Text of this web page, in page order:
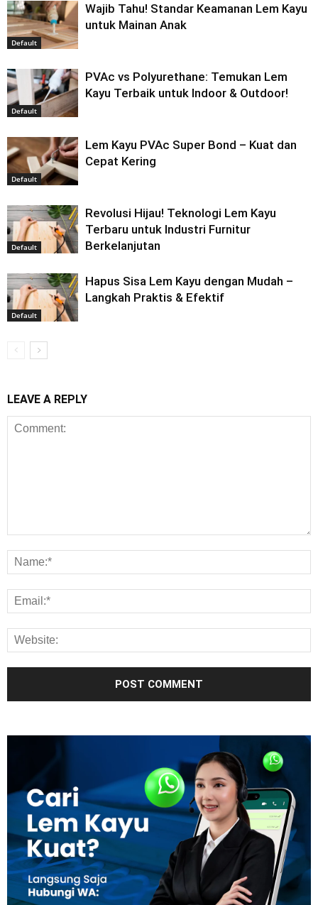
Default
Wajib Tahu! Standar Keamanan Lem Kayu
untuk Mainan Anak
Default
PVAc vs Polyurethane: Temukan Lem
Kayu Terbaik untuk Indoor & Outdoor!
Default
Lem Kayu PVAc Super Bond – Kuat dan
Cepat Kering
Default
Revolusi Hijau! Teknologi Lem Kayu
Terbaru untuk Industri Furnitur
Berkelanjutan
Default
Hapus Sisa Lem Kayu dengan Mudah –
Langkah Praktis & Efektif
LEAVE A REPLY